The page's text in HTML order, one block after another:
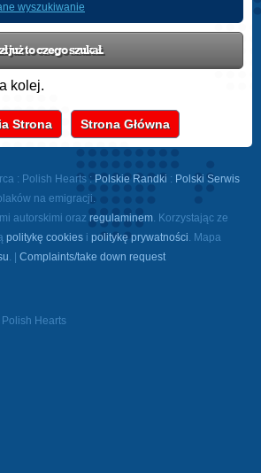
wyszukiwanie
już to czego szukał.
kolej.
Strona Strona Główna
: Polish Hearts : Polskie Randki : Polski Serwis
na emigracji.
autorskimi oraz regulaminem. Korzystając ze
politykę cookies i politykę prywatności. Mapa
. | Complaints/take down request
Hearts